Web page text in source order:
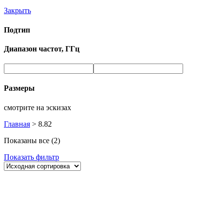
Закрыть
Подтип
Диапазон частот, ГГц
Размеры
смотрите на эскизах
Главная > 8.82
Показаны все (2)
Показать фильтр